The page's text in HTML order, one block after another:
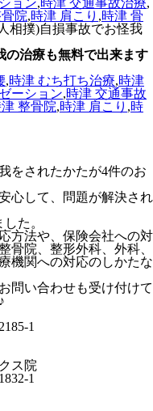
ョン,時津 交通事故治療,
院,時津 肩こり ,時津 骨
相撲)自損事故でお怪我
の治療も無料で出来ます
,時津 むち打ち治療,時津
ーション,時津 交通事故
整骨院,時津 肩こり ,時
をされたかたが4件のお
心して、問題が解決され
た。
方法や、保険会社への対
骨院、整形外科、外科、
機関への対応のしかたな
問い合わせも受け付けて
1
ス院
1